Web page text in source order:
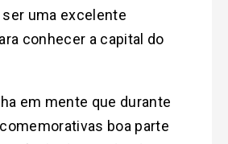
ser uma excelente
conhecer a capital do
em mente que durante
boa parte